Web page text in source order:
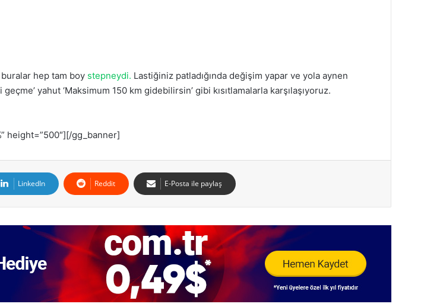
hep tam boy stepneydi. Lastiğiniz patladığında değişim yapar ve yola aynen
yahut ‘Maksimum 150 km gidebilirsin’ gibi kısıtlamalarla karşılaşıyoruz.
height=”500″][/gg_banner]
LinkedIn Reddit E-Posta ile paylaş